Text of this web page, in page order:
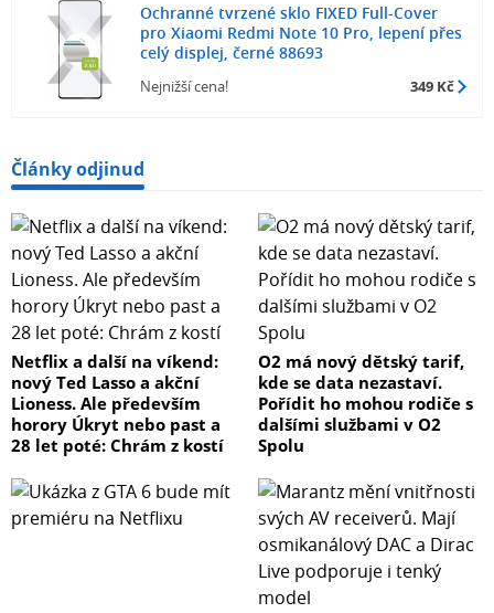
Ochranné tvrzené sklo FIXED Full-Cover
pro Xiaomi Redmi Note 10 Pro, lepení přes
celý displej, černé 88693
Nejnižší cena! 349 Kč
Články odjinud
Netflix a další na víkend:
nový Ted Lasso a akční
Lioness. Ale především
horory Úkryt nebo past a
28 let poté: Chrám z kostí
O2 má nový dětský tarif,
kde se data nezastaví.
Pořídit ho mohou rodiče s
dalšími službami v O2
Spolu